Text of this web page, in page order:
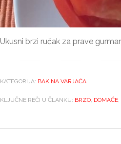
Ukusni brzi ručak za prave
KATEGORIJA: BAKINA VARJAČA
KLJUČNE REČI U ČLANKU: BRZO DOMAĆE